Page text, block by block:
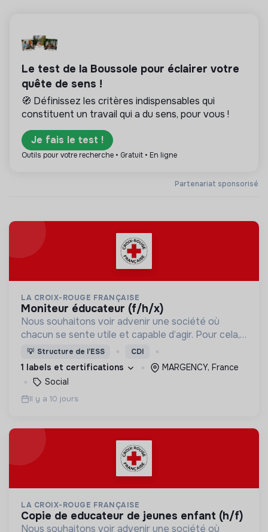
Partenariat sponsorisé
Le test de la Boussole pour éclairer votre
quête de sens !
🧭 Définissez les critères indispensables qui
constituent un travail qui a du sens, pour vous !
Je fais le test !
Outils pour votre recherche • Gratuit • En ligne
LA CROIX-ROUGE FRANÇAISE
moniteur éducateur (f/h/x)
Nous souhaitons voir advenir une société où
chacun se sente utile et capable d’agir. Pour cela,
nous proposons des moyens et des lieux
d’engagement innovants et adaptés à tous.
💡 Structure de l’ESS CDI
1 labels et certifications
MARGENCY, France
Social
Il y a 10 jours
LA CROIX-ROUGE FRANÇAISE
copie de educateur de jeunes enfant (h/f)
Nous souhaitons voir advenir une société où